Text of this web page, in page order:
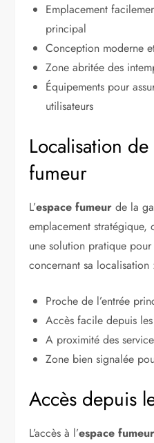
Emplacement
principal
Conception moderne
Zone abritée des
Équipements pour
utilisateurs
Localisation de
fumeur
L’espace fumeur de la
emplacement stratégique,
une solution pratique
concernant sa localisation
Proche de l’entrée
Accès facile depuis
A proximité des
Zone bien signalée
Accès depuis
L’accès à l’espace